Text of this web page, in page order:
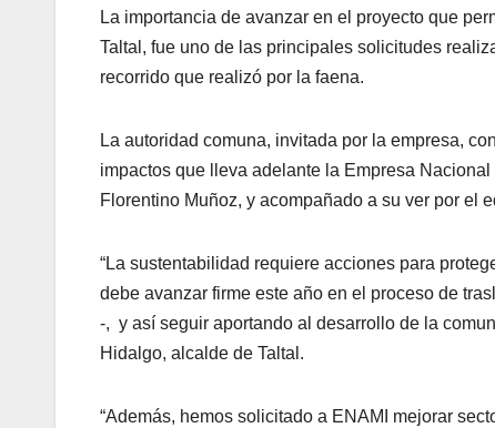
La importancia de avanzar en el proyecto que
Taltal, fue uno de las principales solicitudes
recorrido que realizó por la faena.
La autoridad comuna, invitada por la empresa,
impactos que lleva adelante la Empresa
Florentino Muñoz, y acompañado a su ver por el
“La sustentabilidad requiere acciones para
debe avanzar firme este año en el proceso de
-, y así seguir aportando al desarrollo de la
Hidalgo, alcalde de Taltal.
“Además, hemos solicitado a ENAMI mejorar